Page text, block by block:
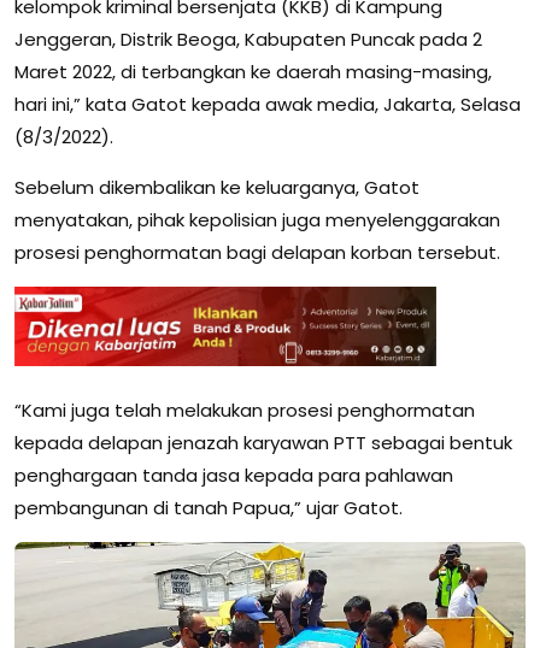
kelompok kriminal bersenjata (KKB) di Kampung
Jenggeran, Distrik Beoga, Kabupaten Puncak pada 2
Maret 2022, di terbangkan ke daerah masing-masing,
hari ini,” kata Gatot kepada awak media, Jakarta, Selasa
(8/3/2022).
Sebelum dikembalikan ke keluarganya, Gatot
menyatakan, pihak kepolisian juga menyelenggarakan
prosesi penghormatan bagi delapan korban tersebut.
“Kami juga telah melakukan prosesi penghormatan
kepada delapan jenazah karyawan PTT sebagai bentuk
penghargaan tanda jasa kepada para pahlawan
pembangunan di tanah Papua,” ujar Gatot.